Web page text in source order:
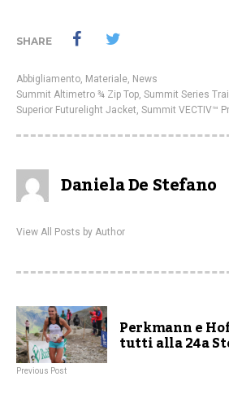
SHARE
Abbigliamento Materiale News
Summit Altimetro ¾ Zip Top Summit Series
Superior Futurelight Jacket Summit VECTIV™
Daniela De Stefano
View All Posts by Author
Perkmann e
tutti alla 24a
Previous Post